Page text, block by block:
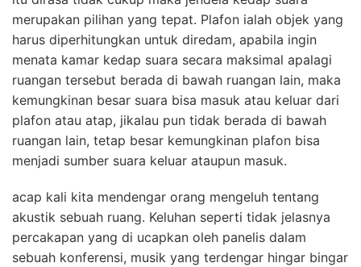
merupakan pilihan yang tepat. Plafon ialah objek yang
harus diperhitungkan untuk diredam, apabila ingin
menata kamar kedap suara secara maksimal apalagi
ruangan tersebut berada di bawah ruangan lain, maka
kemungkinan besar suara bisa masuk atau keluar dari
plafon atau atap, jikalau pun tidak berada di bawah
ruangan lain, tetap besar kemungkinan plafon bisa
menjadi sumber suara keluar ataupun masuk.
acap kali kita mendengar orang mengeluh tentang
akustik sebuah ruang. Keluhan seperti tidak jelasnya
percakapan yang di ucapkan oleh panelis dalam
sebuah konferensi, musik yang terdengar hingar bingar